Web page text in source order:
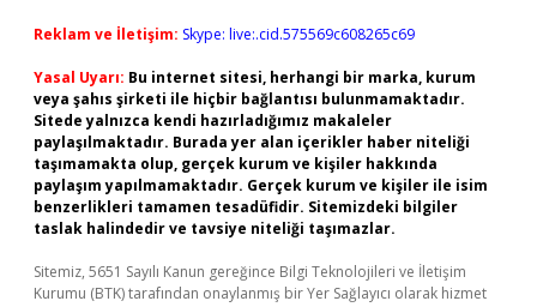
Reklam ve İletişim: Skype: live:.cid.575569c608265c69
Yasal Uyarı: Bu internet sitesi, herhangi bir marka, kurum
veya şahıs şirketi ile hiçbir bağlantısı bulunmamaktadır.
Sitede yalnızca kendi hazırladığımız makaleler
paylaşılmaktadır. Burada yer alan içerikler haber niteliği
taşımamakta olup, gerçek kurum ve kişiler hakkında
paylaşım yapılmamaktadır. Gerçek kurum ve kişiler ile isim
benzerlikleri tamamen tesadüfidir. Sitemizdeki bilgiler
taslak halindedir ve tavsiye niteliği taşımazlar.
Sitemiz, 5651 Sayılı Kanun gereğince Bilgi Teknolojileri ve İletişim
Kurumu (BTK) tarafından onaylanmış bir Yer Sağlayıcı olarak hizmet